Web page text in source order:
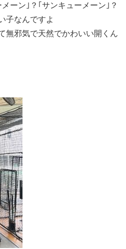
ーン｣？｢サンキューメーン｣？
子なんですよ
無邪気で天然でかわいい開くん